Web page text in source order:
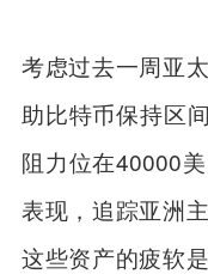
考虑过去一周亚
助比特币保持区
阻力位在40000
表现，追踪亚洲
这些资产的疲软